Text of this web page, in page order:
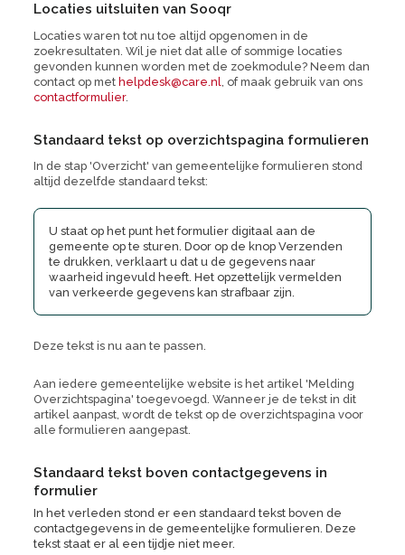
Locaties uitsluiten van Sooqr
Locaties waren tot nu toe altijd opgenomen in de
zoekresultaten. Wil je niet dat alle of sommige locaties
gevonden kunnen worden met de zoekmodule? Neem dan
contact op met helpdesk@care.nl , of maak gebruik van ons
contactformulier.
Standaard tekst op overzichtspagina formulieren
In de stap 'Overzicht' van gemeentelijke formulieren stond
altijd dezelfde standaard tekst:
U staat op het punt het formulier digitaal aan de
gemeente op te sturen. Door op de knop Verzenden
te drukken, verklaart u dat u de gegevens naar
waarheid ingevuld heeft. Het opzettelijk vermelden
van verkeerde gegevens kan strafbaar zijn.
Deze tekst is nu aan te passen.
Aan iedere gemeentelijke website is het artikel 'Melding
Overzichtspagina' toegevoegd. Wanneer je de tekst in dit
artikel aanpast, wordt de tekst op de overzichtspagina voor
alle formulieren aangepast.
Standaard tekst boven contactgegevens in
formulier
In het verleden stond er een standaard tekst boven de
contactgegevens in de gemeentelijke formulieren. Deze
tekst staat er al een tijdje niet meer.